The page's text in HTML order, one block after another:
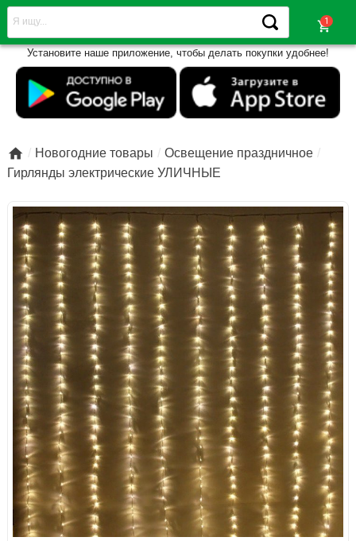
shopping_cart
Установите наше приложение, чтобы делать покупки удобнее!
 Новогодние товары
Освещение праздничное
Гирлянды электрические УЛИЧНЫЕ